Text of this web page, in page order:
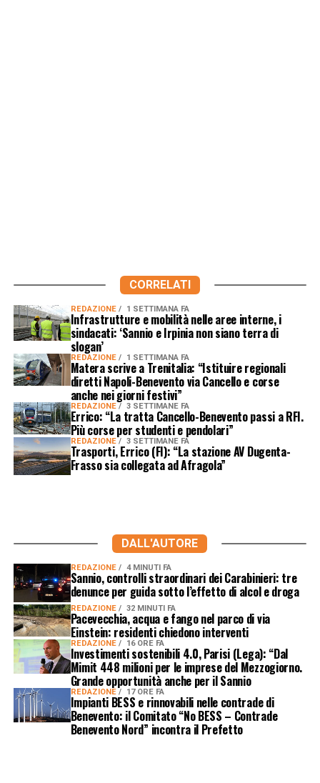
CORRELATI
REDAZIONE 1 SETTIMANA FA
Infrastrutture e mobilità nelle aree interne, i
sindacati: ‘Sannio e Irpinia non siano terra di
slogan’
REDAZIONE 1 SETTIMANA FA
Matera scrive a Trenitalia: “Istituire regionali
diretti Napoli-Benevento via Cancello e corse
anche nei giorni festivi”
REDAZIONE 3 SETTIMANE FA
Errico: “La tratta Cancello-Benevento passi a RFI.
Più corse per studenti e pendolari”
REDAZIONE 3 SETTIMANE FA
Trasporti, Errico (FI): “La stazione AV Dugenta-
Frasso sia collegata ad Afragola”
DALL'AUTORE
REDAZIONE 4 MINUTI FA
Sannio, controlli straordinari dei Carabinieri: tre
denunce per guida sotto l’effetto di alcol e droga
REDAZIONE 32 MINUTI FA
Pacevecchia, acqua e fango nel parco di via
Einstein: residenti chiedono interventi
REDAZIONE 16 ORE FA
Investimenti sostenibili 4.0, Parisi (Lega): “Dal
Mimit 448 milioni per le imprese del Mezzogiorno.
Grande opportunità anche per il Sannio
REDAZIONE 17 ORE FA
Impianti BESS e rinnovabili nelle contrade di
Benevento: il Comitato “No BESS – Contrade
Benevento Nord” incontra il Prefetto